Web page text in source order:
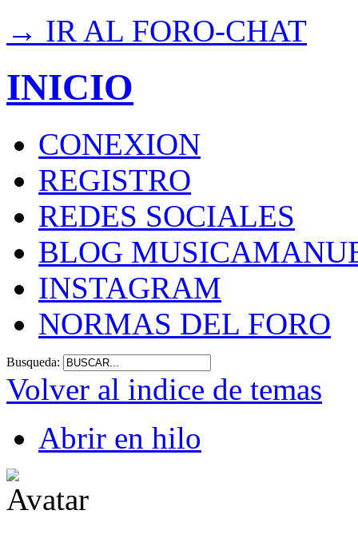
→ IR AL FORO-CHAT
INICIO
CONEXION
REGISTRO
REDES SOCIALES
BLOG
INSTAGRAM
NORMAS DEL FORO
Busqueda:
Volver al indice de temas
Abrir en hilo